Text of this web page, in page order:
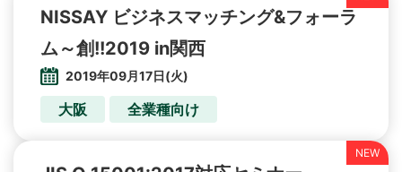
NISSAY ビジネスマッチング&フォーラ
ム～創!!2019 in関西
2019年09月17日(火)
大阪 全業種向け